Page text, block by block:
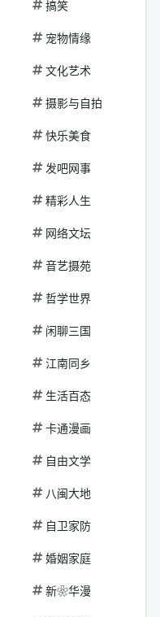
搞笑
宠物情缘
文化艺术
摄影与自拍
快乐美食
发吧网事
精彩人生
网络文坛
音艺摄苑
哲学世界
闲聊三国
江南同乡
生活百态
卡通漫画
自由文学
八闽大地
自卫家防
婚姻家庭
新❀华漫